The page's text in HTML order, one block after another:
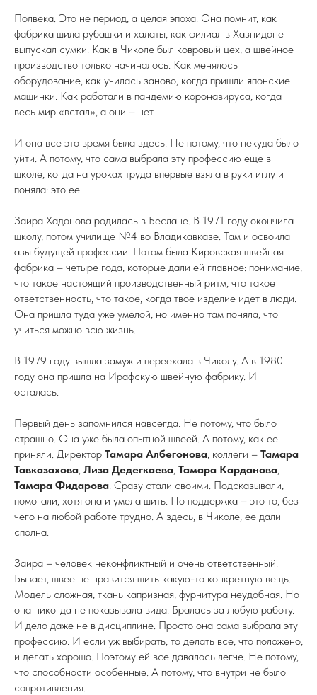
Полвека. Это не период, а целая эпоха. Она помнит, как
фабрика шила рубашки и халаты, как филиал в Хазнидоне
выпускал сумки. Как в Чиколе был ковровый цех, а швейное
производство только начиналось. Как менялось
оборудование, как училась заново, когда пришли японские
машинки. Как работали в пандемию коронавируса, когда
весь мир «встал», а они – нет.
И она все это время была здесь. Не потому, что некуда было
уйти. А потому, что сама выбрала эту профессию еще в
школе, когда на уроках труда впервые взяла в руки иглу и
поняла: это ее.
Заира Хадонова родилась в Беслане. В 1971 году окончила
школу, потом училище №4 во Владикавказе. Там и освоила
азы будущей профессии. Потом была Кировская швейная
фабрика – четыре года, которые дали ей главное: понимание,
что такое настоящий производственный ритм, что такое
ответственность, что такое, когда твое изделие идет в люди.
Она пришла туда уже умелой, но именно там поняла, что
учиться можно всю жизнь.
В 1979 году вышла замуж и переехала в Чиколу. А в 1980
году она пришла на Ирафскую швейную фабрику. И
осталась.
Первый день запомнился навсегда. Не потому, что было
страшно. Она уже была опытной швеей. А потому, как ее
приняли. Директор Тамара Албегонова, коллеги – Тамара
Тавказахова, Лиза Дедегкаева, Тамара Карданова,
Тамара Фидарова. Сразу стали своими. Подсказывали,
помогали, хотя она и умела шить. Но поддержка – это то, без
чего на любой работе трудно. А здесь, в Чиколе, ее дали
сполна.
Заира – человек неконфликтный и очень ответственный.
Бывает, швее не нравится шить какую-то конкретную вещь.
Модель сложная, ткань капризная, фурнитура неудобная. Но
она никогда не показывала вида. Бралась за любую работу.
И дело даже не в дисциплине. Просто она сама выбрала эту
профессию. И если уж выбирать, то делать все, что положено,
и делать хорошо. Поэтому ей все давалось легче. Не потому,
что способности особенные. А потому, что внутри не было
сопротивления.